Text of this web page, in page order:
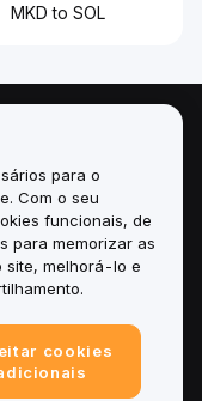
MKD to SOL
para o
Com o seu
funcionais, de
para memorizar as
site, melhorá-lo e
cookies